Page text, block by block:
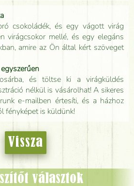
csokoládék, és egy vágott virág
virágcsokor mellé, és egy elegáns
amire az Ön által kért szöveget
és töltse ki a virágküldés
nélkül is vásárolhat! A sikeres
e-mailben értesíti, és a házhoz
fényképet is küldünk!
Vissza
választok